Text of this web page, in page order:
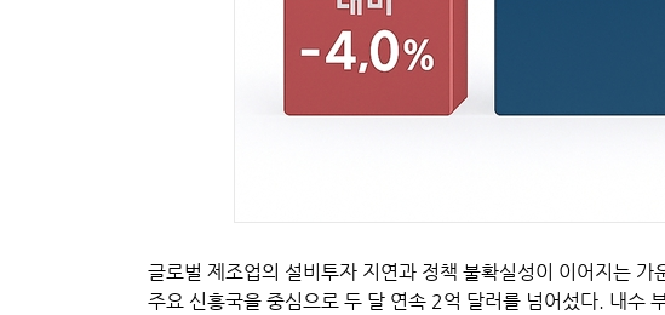
글로벌 제조업의 설비투자 지연과 정책 불확실성이 이어지는
주요 신흥국을 중심으로 두 달 연속 2억 달러를 넘어섰다. 내수